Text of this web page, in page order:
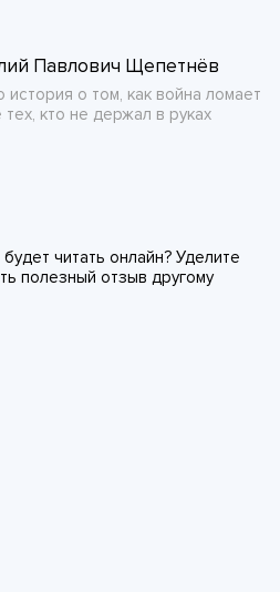
Павлович Щепетнёв
история о том, как война ломает
кто не держал в руках
читать онлайн? Уделите
полезный отзыв другому